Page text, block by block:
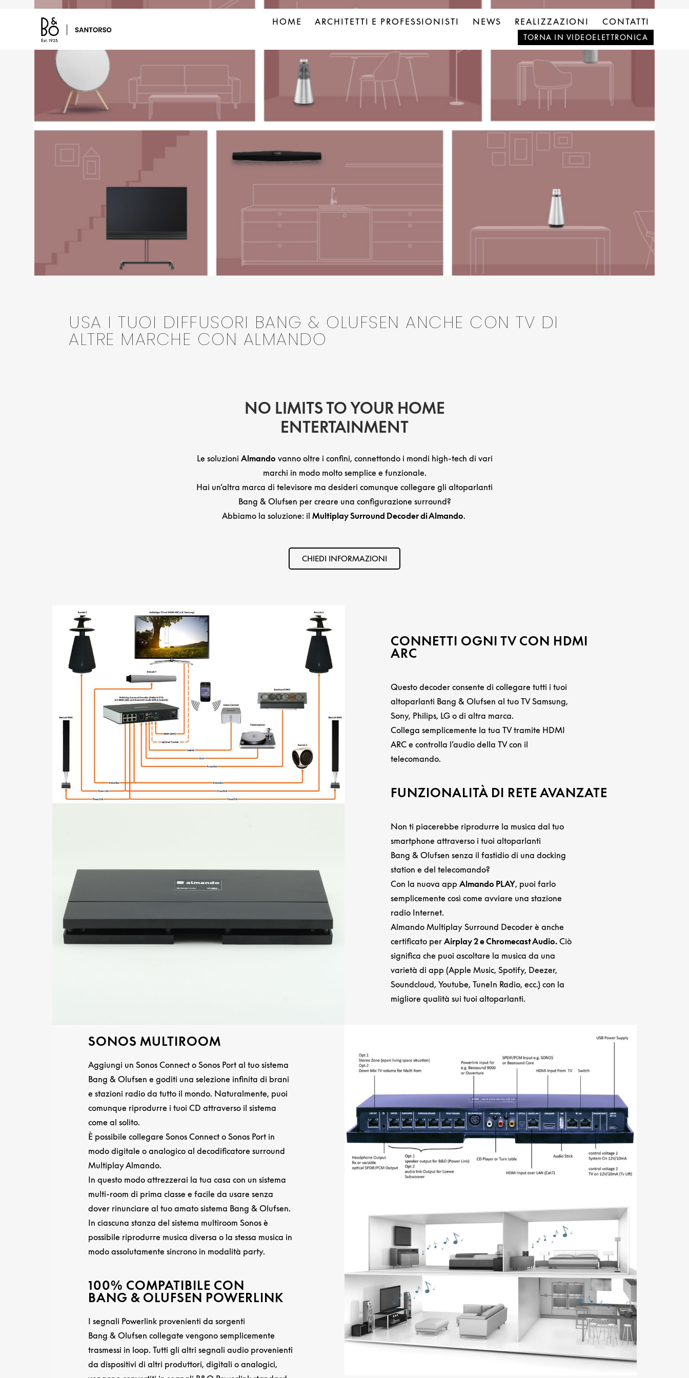
HOME ARCHITETTI E PROFESSIONISTI NEWS REALIZZAZIONI CONTATTI
TORNA IN VIDEOELETTRONICA
USA I TUOI DIFFUSORI BANG & OLUFSEN ANCHE CON TV DI
ALTRE MARCHE CON ALMANDO
NO LIMITS TO YOUR HOME
ENTERTAINMENT
Le soluzioni Almando vanno oltre i confini, connettondo i mondi high-tech di vari
marchi in modo molto semplice e funzionale.
Hai un’altra marca di televisore ma desideri comunque collegare gli altoparlanti
Bang & Olufsen per creare una configurazione surround?
Abbiamo la soluzione: il Multiplay Surround Decoder di Almando.
CHIEDI INFORMAZIONI
CONNETTI OGNI TV CON HDMI
ARC
Questo decoder consente di collegare tutti i tuoi
altoparlanti Bang & Olufsen al tuo TV Samsung,
Sony, Philips, LG o di altra marca.
Collega semplicemente la tua TV tramite HDMI
ARC e controlla l’audio della TV con il
telecomando.
FUNZIONALITÀ DI RETE AVANZATE
Non ti piacerebbe riprodurre la musica dal tuo
smartphone attraverso i tuoi altoparlanti
Bang & Olufsen senza il fastidio di una docking
station e del telecomando?
Con la nuova app Almando PLAY, puoi farlo
semplicemente così come avviare una stazione
radio Internet.
Almando Multiplay Surround Decoder è anche
certificato per Airplay 2 e Chromecast Audio. Ciò
significa che puoi ascoltare la musica da una
varietà di app (Apple Music, Spotify, Deezer,
Soundcloud, Youtube, TuneIn Radio, ecc.) con la
migliore qualità sui tuoi altoparlanti.
SONOS MULTIROOM
Aggiungi un Sonos Connect o Sonos Port al tuo sistema
Bang & Olufsen e goditi una selezione infinita di brani
e stazioni radio da tutto il mondo. Naturalmente, puoi
comunque riprodurre i tuoi CD attraverso il sistema
come al solito.
È possibile collegare Sonos Connect o Sonos Port in
modo digitale o analogico al decodificatore surround
Multiplay Almando.
In questo modo attrezzerai la tua casa con un sistema
multi-room di prima classe e facile da usare senza
dover rinunciare al tuo amato sistema Bang & Olufsen.
In ciascuna stanza del sistema multiroom Sonos è
possibile riprodurre musica diversa o la stessa musica in
modo assolutamente sincrono in modalità party.
100% COMPATIBILE CON
BANG & OLUFSEN POWERLINK
I segnali Powerlink provenienti da sorgenti
Bang & Olufsen collegate vengono semplicemente
trasmessi in loop. Tutti gli altri segnali audio provenienti
da dispositivi di altri produttori, digitali o analogici,